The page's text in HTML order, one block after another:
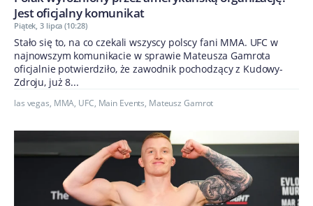
Jest oficjalny komunikat
Piątek, 3 lipca (10:28)
Stało się to, na co czekali wszyscy polscy fani MMA. UFC w
najnowszym komunikacie w sprawie Mateusza Gamrota
oficjalnie potwierdziło, że zawodnik pochodzący z Kudowy-
Zdroju, już 8...
las vegas, MMA, UFC, Main Events, Mateusz Gamrot